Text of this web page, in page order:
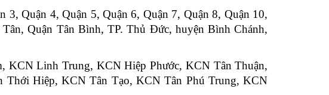
3, Quận 4, Quận 5, Quận 6, Quận 7, Quận 8, Quận 10,
Quận Tân Bình, TP. Thủ Đức, huyện Bình Chánh,
KCN Linh Trung, KCN Hiệp Phước, KCN Tân Thuận,
Hiệp, KCN Tân Tạo, KCN Tân Phú Trung, KCN